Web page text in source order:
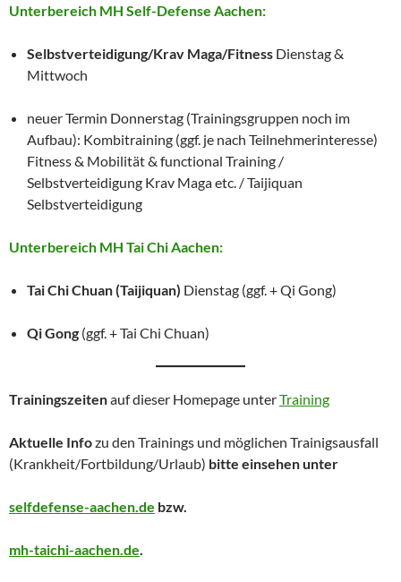
Unterbereich MH Self-Defense Aachen:
Selbstverteidigung/Krav Maga/Fitness Dienstag &
Mittwoch
neuer Termin Donnerstag (Trainingsgruppen noch im
Aufbau): Kombitraining (ggf. je nach Teilnehmerinteresse)
Fitness & Mobilität & functional Training /
Selbstverteidigung Krav Maga etc. / Taijiquan
Selbstverteidigung
Unterbereich MH Tai Chi Aachen:
Tai Chi Chuan (Taijiquan) Dienstag (ggf. + Qi Gong)
Qi Gong (ggf. + Tai Chi Chuan)
Trainingszeitenauf dieser Homepage unterTraining
Aktuelle Infozu den Trainings und möglichen Trainigsausfall
(Krankheit/Fortbildung/Urlaub) bitte einsehen unter
selfdefense-aachen.de bzw.
mh-taichi-aachen.de